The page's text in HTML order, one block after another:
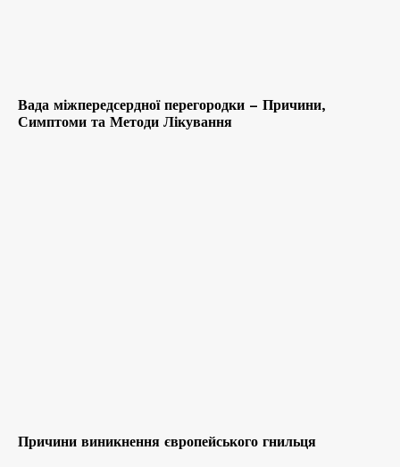
Вада міжпередсердної перегородки – Причини,
Симптоми та Методи Лікування
Причини виникнення європейського гнильця